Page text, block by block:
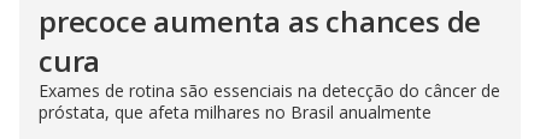
precoce aumenta as chances de
cura
Exames de rotina são essenciais na detecção do câncer de
próstata, que afeta milhares no Brasil anualmente